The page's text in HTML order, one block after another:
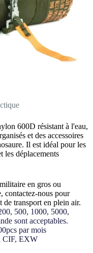
600D résistant à l'eau,
et des accessoires
Il est idéal pour les
les déplacements
en gros ou
contactez-nous pour
de transport en plein air.
500, 1000, 5000,
sont acceptables.
par mois
CIF, EXW